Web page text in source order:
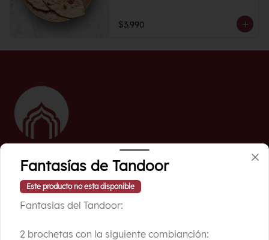
$3.990
Conócenos
Ubicación
Fantasías de Tandoor
Este producto no esta disponible
Fantasias del Tandoor:
2 brochetas con la siguiente combianción: